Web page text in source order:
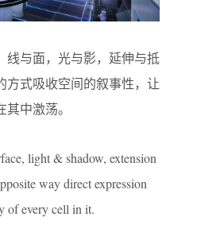
线与面，光与影，延伸与抵
方式吸收空间的叙事性，让
中激荡。
light & shadow, extension
way direct expression
of every cell in it.